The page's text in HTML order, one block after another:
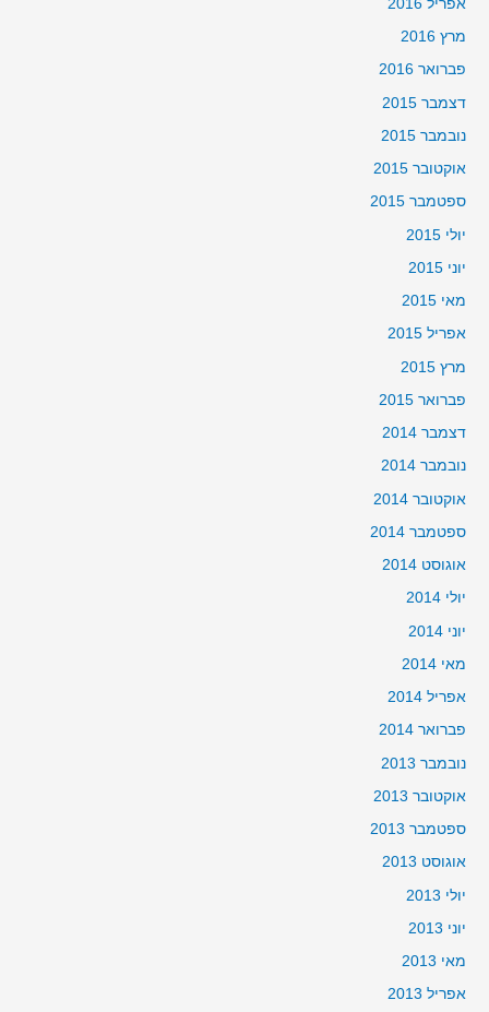
אפריל 2016
מרץ 2016
פברואר 2016
דצמבר 2015
נובמבר 2015
אוקטובר 2015
ספטמבר 2015
יולי 2015
יוני 2015
מאי 2015
אפריל 2015
מרץ 2015
פברואר 2015
דצמבר 2014
נובמבר 2014
אוקטובר 2014
ספטמבר 2014
אוגוסט 2014
יולי 2014
יוני 2014
מאי 2014
אפריל 2014
פברואר 2014
נובמבר 2013
אוקטובר 2013
ספטמבר 2013
אוגוסט 2013
יולי 2013
יוני 2013
מאי 2013
אפריל 2013